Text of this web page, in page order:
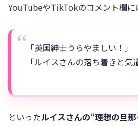
YouTubeやTikTokのコメント欄に
「英国紳士うらやましい！」
「ルイスさんの落ち着きと気
といったルイスさんの“理想の旦